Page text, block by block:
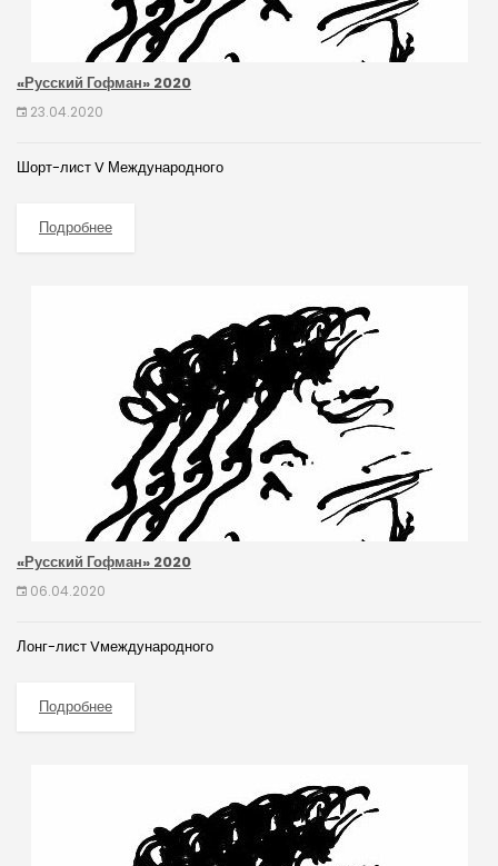
«Русский Гофман» 2020
23.04.2020
Шорт-лист V Международного
Подробнее
«Русский Гофман» 2020
06.04.2020
Лонг-лист Vмеждународного
Подробнее